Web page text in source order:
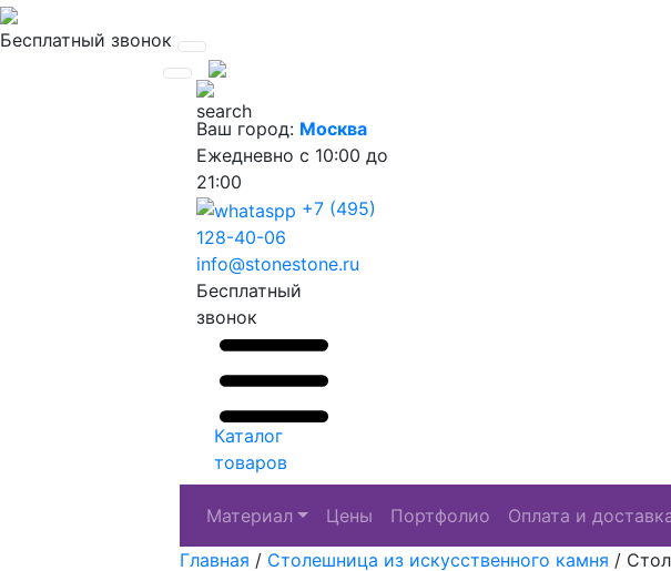
Бесплатный звонок
Ваш город: Москва
Ежедневно с 10:00 до
21:00
+7 (495)
128-40-06
info@stonestone.ru
Бесплатный
звонок
Каталог
товаров
Материал Цены Портфолио Оплата и
Главная / Столешница из искусственного камня /